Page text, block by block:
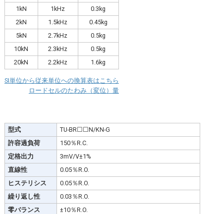
SI単位から従来単位への換算表はこちら
ロードセルのたわみ（変位）量
1kN
1kHz
0.3kg
2kN
1.5kHz
0.45kg
5kN
2.7kHz
0.5kg
10kN
2.3kHz
0.5kg
20kN
2.2kHz 1.6kg
型式
TU-BR☐☐N/KN-G
許容過負荷
150％R.C.
定格出力
3mV/V±1%
直線性
0.05％R.O.
ヒステリシス
0.05％R.O.
繰り返し性
0.03％R.O.
零バランス
±10％R.O.